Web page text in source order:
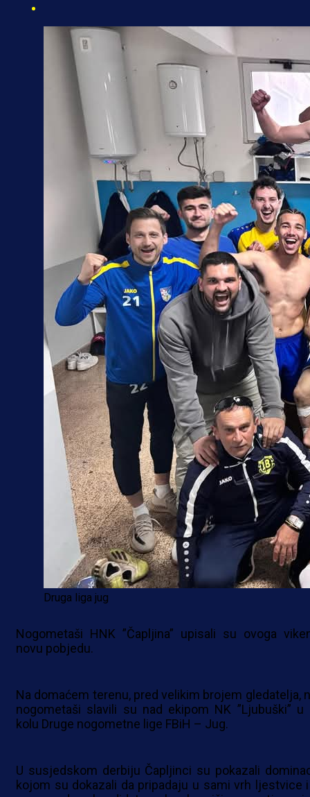
Druga liga jug
Nogometaši HNK ”Čapljina” upisali su ovoga
novu pobjedu.
Na domaćem terenu, pred velikim brojem gledatelja,
nogometaši slavili su nad ekipom NK ”Ljubuški” u
kolu Druge nogometne lige FBiH – Jug.
U susjedskom derbiju Čapljinci su pokazali
kojom su dokazali da pripadaju u sami vrh ljestvice